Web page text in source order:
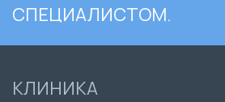
СПЕЦИАЛИСТОМ.
КЛИНИКА